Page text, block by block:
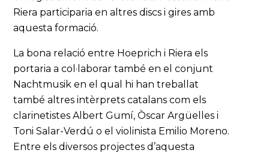
Riera participaria en altres discs i gires amb
aquesta formació.
La bona relació entre Hoeprich i Riera els
portaria a col·laborar també en el conjunt
Nachtmusik en el qual hi han treballat
també altres intèrprets catalans com els
clarinetistes Albert Gumí, Òscar Argüelles i
Toni Salar-Verdú o el violinista Emilio Moreno.
Entre els diversos projectes d’aquesta